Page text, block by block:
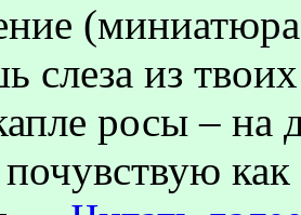
слеза из
росы – на